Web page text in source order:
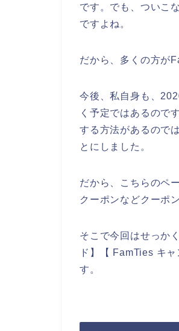
です。でも、ついこ
ですよね。
だから、多くの方が
今後、私自身も、
く予定ではあるので
する方法があるので
とにしました。
だから、こちらのペ
クーポンなどクーポ
そこで今回はせっか
ド】【 FamTies キ
す。